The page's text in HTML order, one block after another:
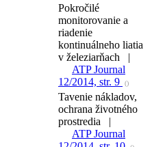
Pokročilé
monitorovanie a
riadenie
kontinuálneho liatia
v železiarňach |
ATP Journal
12/2014, str. 9
()
Tavenie nákladov,
ochrana životného
prostredia |
ATP Journal